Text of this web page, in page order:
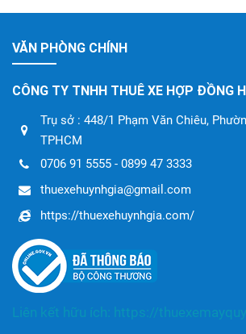
VĂN PHÒNG CHÍNH
CÔNG TY TNHH THUÊ XE HỢP ĐỒNG
Trụ sở : 448/1 Phạm Văn Chiêu,
TPHCM
0706 91 5555 - 0899 47 3333
thuexehuynhgia@gmail.com
https://thuexehuynhgia.com/
Liên kết hữu ích: https://